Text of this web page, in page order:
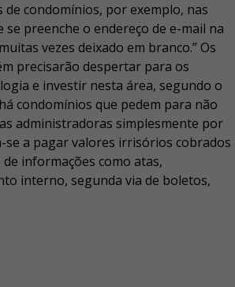
de condomínios, por exemplo, nas
se preenche o endereço de e-mail na
vezes deixado em branco.” Os
precisarão despertar para os
e investir nesta área, segundo o
condomínios que pedem para não
administradoras simplesmente por
se a pagar valores irrisórios cobrados
informações como atas,
interno, segunda via de boletos,